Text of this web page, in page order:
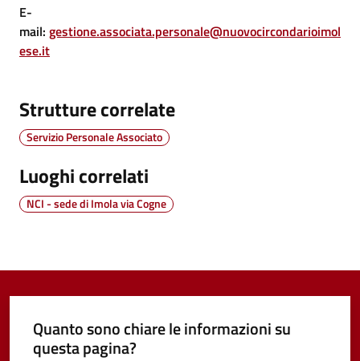
Servizi
online
gli
argomenti...
Seguici
E-
mail: gestione.associata.personale@nuovocircondarioimol
ese.it
Strutture correlate
Servizio Personale Associato
Luoghi correlati
NCI - sede di Imola via Cogne
Quanto sono chiare le informazioni su
questa pagina?